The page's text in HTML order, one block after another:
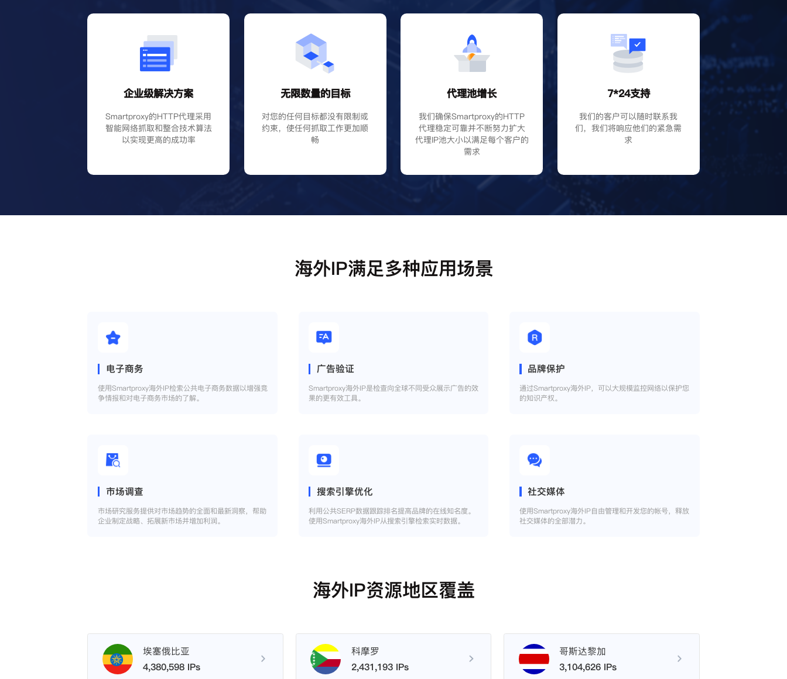
企业级解决方案
Smartproxy的HTTP代理采用
智能网络抓取和整合技术算法
以实现更高的成功率
无限数量的目标
对您的任何目标都没有限制或
约束，使任何抓取工作更加顺
畅
代理池增长
我们确保Smartproxy的HTTP
代理稳定可靠并不断努力扩大
代理IP池大小以满足每个客户的
需求
7*24支持
我们的客户可以随时联系我
们，我们将响应他们的紧急需
求
海外IP满足多种应用场景
电子商务
使用Smartproxy海外IP检索公共电子商务数据以增强竞
争情报和对电子商务市场的了解。
广告验证
Smartproxy海外IP是检查向全球不同受众展示广告的效
果的更有效工具。
品牌保护
通过Smartproxy海外IP，可以大规模监控网络以保护您
的知识产权。
市场调查
市场研究服务提供对市场趋势的全面和最新洞察，帮助
企业制定战略、拓展新市场并增加利润。
搜索引擎优化
利用公共SERP数据跟踪排名提高品牌的在线知名度。
使用Smartproxy海外IP从搜索引擎检索实时数据。
社交媒体
使用Smartproxy海外IP自由管理和开发您的帐号，释放
社交媒体的全部潜力。
海外IP资源地区覆盖
埃塞俄比亚
4,380,598 IPs
科摩罗
2,431,193 IPs
哥斯达黎加
3,104,626 IPs